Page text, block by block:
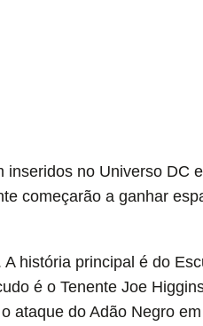
no Universo DC
começarão a ganhar
história principal é do
é o Tenente Joe
ataque do Adão Negro